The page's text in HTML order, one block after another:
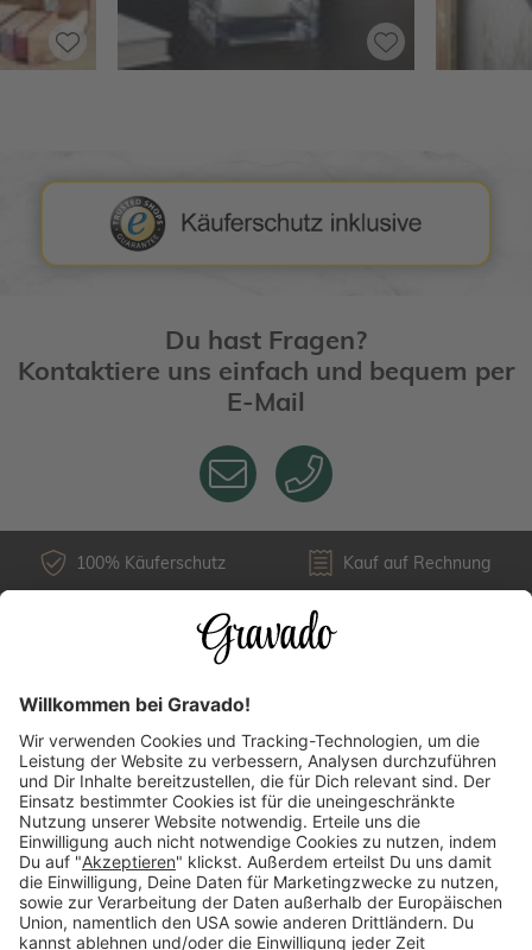
Du hast Fragen?
Kontaktiere uns einfach und bequem per
E-Mail
100% Käuferschutz Kauf auf Rechnung
Über uns
Versandarten
Länderauswahl
Zahlungsarten